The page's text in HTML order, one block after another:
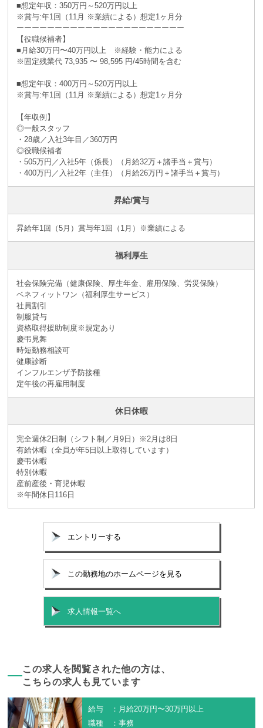
■想定年収：350万円～520万円以上
※賞与:年1回（11月 ※業績による）想定1ヶ月分
ーーーーーーーーーーーーーーーーーーーーーー
【役職候補者】
■月給30万円〜40万円以上 ※経験・能力による
※固定残業代 73,935 〜 98,595 円/45時間を含む
■想定年収：400万円～520万円以上
※賞与:年1回（11月 ※業績による）想定1ヶ月分
【年収例】
◎一般スタッフ
・28歳／入社3年目／360万円
◎役職候補者
・505万円／入社5年（係長）（月給32万＋諸手当＋賞与）
・400万円／入社2年（主任）（月給26万円＋諸手当＋賞与）
昇給/賞与
昇給年1回（5月）賞与年1回（1月）※業績による
福利厚生
社会保険完備（健康保険、厚生年金、雇用保険、労災保険）
ベネフィットワン（福利厚生サービス）
社員割引
制服貸与
資格取得援助制度※規定あり
慶弔見舞
時短勤務相談可
健康診断
インフルエンザ予防接種
定年後の再雇用制度
休日休暇
完全週休2日制（シフト制／月9日）※2月は8日
有給休暇（全員が年5日以上取得しています）
慶弔休暇
特別休暇
産前産後・育児休暇
※年間休日116日
エントリーする
この勤務地のホームページを見る
求人情報一覧へ
この求人を閲覧された他の方は、
こちらの求人も見ています
給与 ：月給20万円〜30万円以上
職種 ：事務